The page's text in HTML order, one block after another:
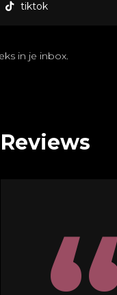
tiktok
in je inbox.
Reviews